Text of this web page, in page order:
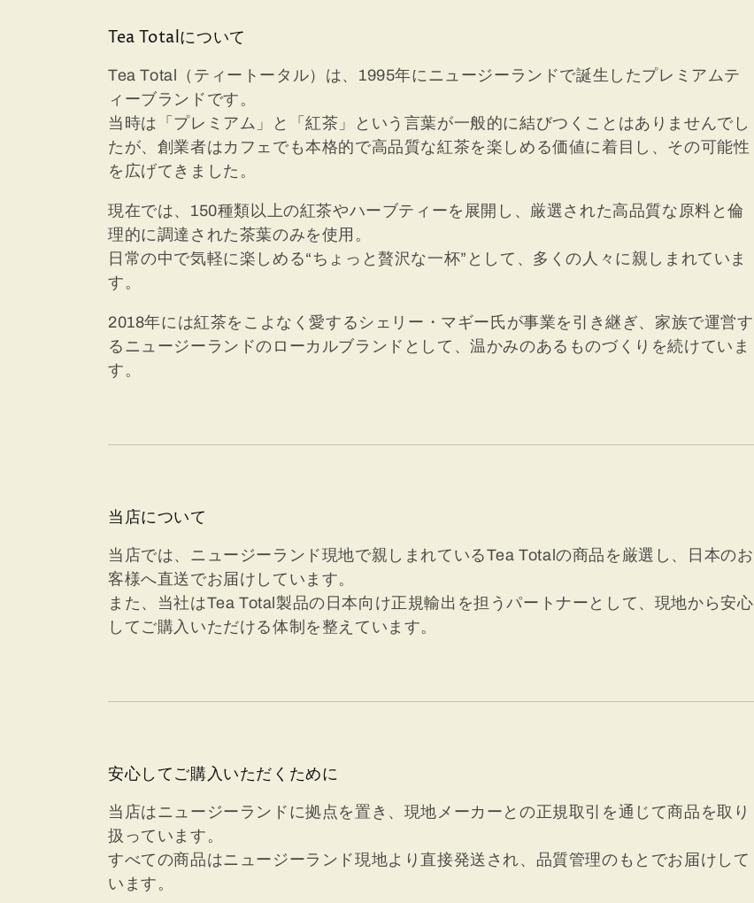
ン
:
Tea Totalについて
Tea Total（ティートータル）は、1995年にニュージーランドで誕生したプレミアムテ
ィーブランドです。
当時は「プレミアム」と「紅茶」という言葉が一般的に結びつくことはありませんでし
たが、創業者はカフェでも本格的で高品質な紅茶を楽しめる価値に着目し、その可能性
を広げてきました。
現在では、150種類以上の紅茶やハーブティーを展開し、厳選された高品質な原料と倫
理的に調達された茶葉のみを使用。
日常の中で気軽に楽しめる“ちょっと贅沢な一杯”として、多くの人々に親しまれていま
す。
2018年には紅茶をこよなく愛するシェリー・マギー氏が事業を引き継ぎ、家族で運営す
るニュージーランドのローカルブランドとして、温かみのあるものづくりを続けていま
す。
当店について
当店では、ニュージーランド現地で親しまれているTea Totalの商品を厳選し、日本のお
客様へ直送でお届けしています。
また、当社はTea Total製品の日本向け正規輸出を担うパートナーとして、現地から安心
してご購入いただける体制を整えています。
安心してご購入いただくために
当店はニュージーランドに拠点を置き、現地メーカーとの正規取引を通じて商品を取り
扱っています。
すべての商品はニュージーランド現地より直接発送され、品質管理のもとでお届けして
います。